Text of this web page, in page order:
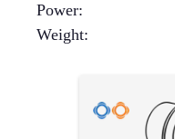
Power:
Weight: